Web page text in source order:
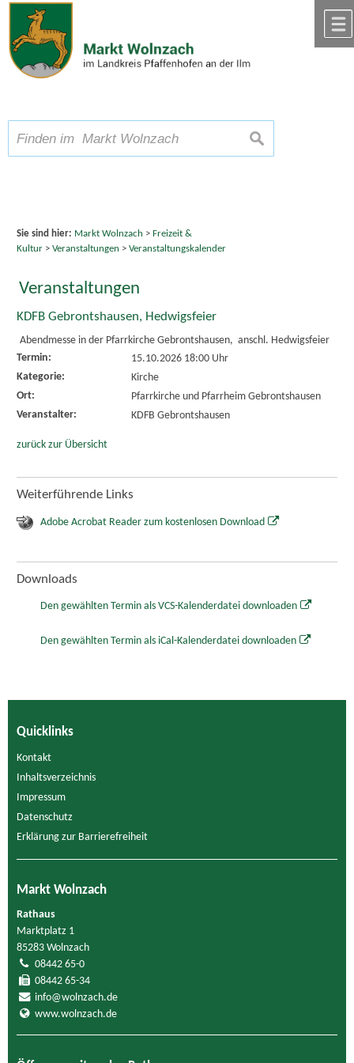
Zum Inhalt,zur Navigation
Schriftgröße A A A suchen
Sie sind hier: Markt Wolnzach > Freizeit &
Kultur> Veranstaltungen > Veranstaltungskalender
Veranstaltungen
KDFB Gebrontshausen, Hedwigsfeier
Abendmesse in der Pfarrkirche Gebrontshausen, anschl. Hedwigsfeier
Termin:
15.10.2026 18:00 Uhr
Kategorie:
Kirche
Ort:
Pfarrkirche und Pfarrheim Gebrontshausen
Veranstalter:
KDFB Gebrontshausen
zurück zur Übersicht
Weiterführende Links
Adobe Acrobat Reader zum kostenlosen Download
Downloads
Den gewählten Termin als VCS-Kalenderdatei downloaden
Den gewählten Termin als iCal-Kalenderdatei downloaden
Quicklinks
Kontakt
Inhaltsverzeichnis
Impressum
Datenschutz
Erklärung zur Barrierefreiheit
Markt Wolnzach
Rathaus
Marktplatz 1
85283 Wolnzach
08442 65-0
08442 65-34
info@wolnzach.de
www.wolnzach.de